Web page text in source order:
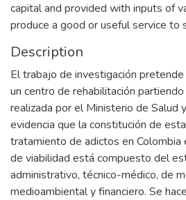
capital and provided with inputs of
produce a good or useful service to
Description
El trabajo de investigación
un centro de rehabilitación
realizada por el Ministerio de Salud
evidencia que la constitución de
tratamiento de adictos en Colombia
de viabilidad está compuesto del
administrativo, técnico-médico, de
medioambiental y financiero. Se